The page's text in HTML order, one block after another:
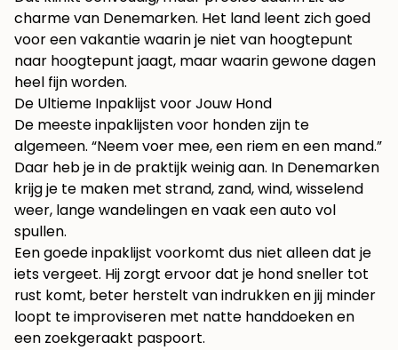
charme van Denemarken. Het land leent zich goed
voor een vakantie waarin je niet van hoogtepunt
naar hoogtepunt jaagt, maar waarin gewone dagen
heel fijn worden.
De Ultieme Inpaklijst voor Jouw Hond
De meeste inpaklijsten voor honden zijn te
algemeen. “Neem voer mee, een riem en een mand.”
Daar heb je in de praktijk weinig aan. In Denemarken
krijg je te maken met strand, zand, wind, wisselend
weer, lange wandelingen en vaak een auto vol
spullen.
Een goede inpaklijst voorkomt dus niet alleen dat je
iets vergeet. Hij zorgt ervoor dat je hond sneller tot
rust komt, beter herstelt van indrukken en jij minder
loopt te improviseren met natte handdoeken en
een zoekgeraakt paspoort.